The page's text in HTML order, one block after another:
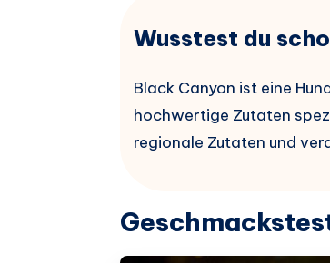
Wusstest du
Black Canyon ist eine
hochwertige Zutaten
regionale Zutaten und